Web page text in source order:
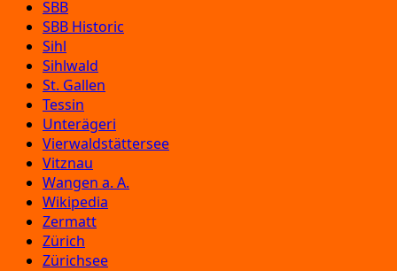
SBB
SBB Historic
Sihl
Sihlwald
St. Gallen
Tessin
Unterägeri
Vierwaldstättersee
Vitznau
Wangen a. A.
Wikipedia
Zermatt
Zürich
Zürichsee